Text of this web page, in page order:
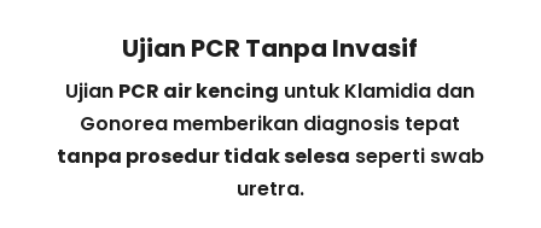
Ujian PCR Tanpa Invasif
Ujian PCR air kencing untuk Klamidia dan
Gonorea memberikan diagnosis tepat
tanpa prosedur tidak selesa seperti swab
uretra.